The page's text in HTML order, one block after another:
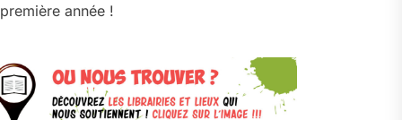
première année !